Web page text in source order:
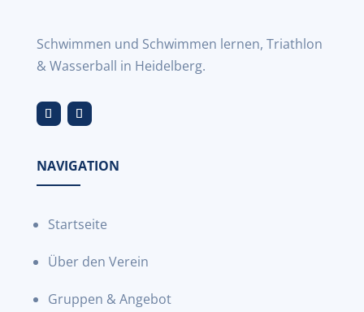
Schwimmen und Schwimmen lernen, Triathlon
& Wasserball in Heidelberg.
NAVIGATION
Startseite
Über den Verein
Gruppen & Angebot